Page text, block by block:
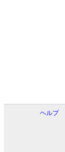
ヘルプ